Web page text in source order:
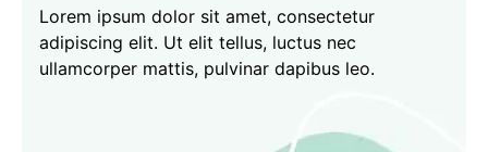
Lorem ipsum dolor sit amet, consectetur
adipiscing elit. Ut elit tellus, luctus nec
ullamcorper mattis, pulvinar dapibus leo.